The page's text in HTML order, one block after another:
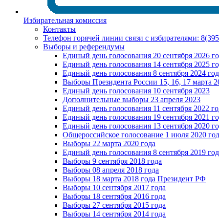
Избирательная комиссия
Контакты
Телефон горячей линии связи с избирателями:
Выборы и референдумы
Единый день голосования 20 сентября 2026
Единый день голосования 14 сентября 2025
Единый день голосования 8 сентября 2024
Выборы Президента России 15, 16, 17 марта
Единый день голосования 10 сентября 2023
Дополнительные выборы 23 апреля 2023
Единый день голосования 11 сентября 2022
Единый день голосования 19 сентября 2021
Единый день голосования 13 сентября 2020
Общероссийское голосование 1 июля 2020
Выборы 22 марта 2020 года
Единый день голосования 8 сентября 2019
Выборы 9 сентября 2018 года
Выборы 08 апреля 2018 года
Выборы 18 марта 2018 года Президент РФ
Выборы 10 сентября 2017 года
Выборы 18 сентября 2016 года
Выборы 27 сентября 2015 года
Выборы 14 сентября 2014 года